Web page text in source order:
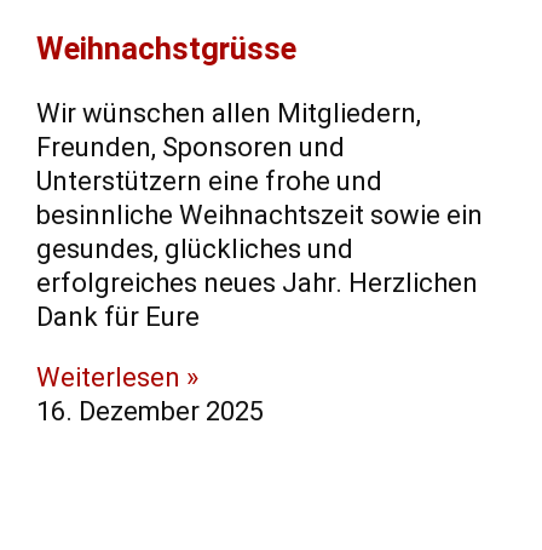
Weihnachstgrüsse
Wir wünschen allen Mitgliedern,
Freunden, Sponsoren und
Unterstützern eine frohe und
besinnliche Weihnachtszeit sowie ein
gesundes, glückliches und
erfolgreiches neues Jahr. Herzlichen
Dank für Eure
Weiterlesen »
16. Dezember 2025